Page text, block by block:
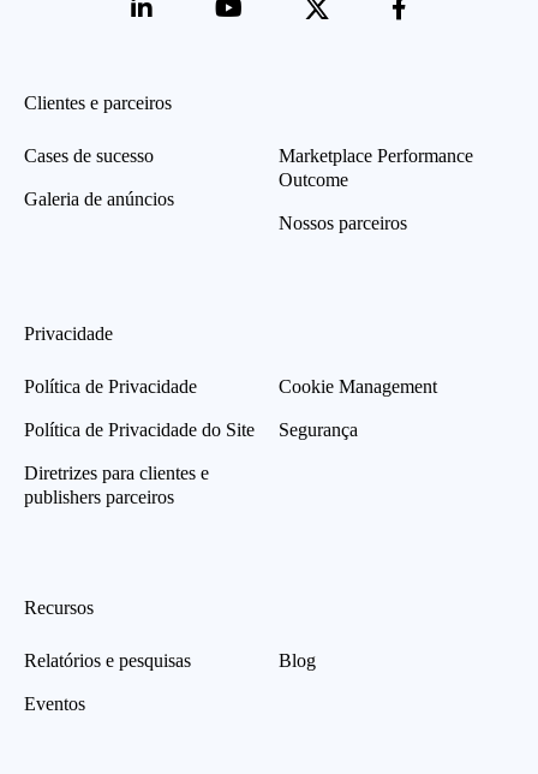
Clientes e parceiros
Cases de sucesso
Galeria de anúncios
Marketplace Performance
Outcome
Nossos parceiros
Privacidade
Política de Privacidade
Política de Privacidade do Site
Diretrizes para clientes e
publishers parceiros
Cookie Management
Segurança
Recursos
Relatórios e pesquisas
Eventos
Blog